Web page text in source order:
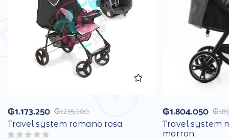
₲1.235.000
₲1.173.250
Travel system romano rosa
₲
₲1.804.050
Travel system
marron